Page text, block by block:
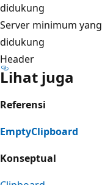
didukung
Server minimum yang
didukung
Header
Lihat juga
Referensi
EmptyClipboard
Konseptual